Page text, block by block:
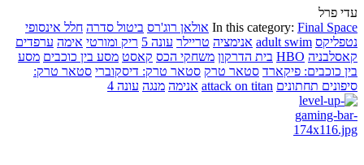
עדי פרל
In this category: Final Space אולאן רוג'רס ביטול סדרה חלל אינסופי
נטפליקס adult swim אנימציה טריילר עונה 5 ריק ומורטי אימה ערפדים
קאסלבניה HBO בית הדרקון משחקי הכס קאסט מסע בין כוכבים מסע
בין כוכבים: פיקארד סטאר טרק סטאר טרק: דיסקוברי סטאר טרק:
סיפונים תחתונים attack on titan אנימה מנגה עונה 4